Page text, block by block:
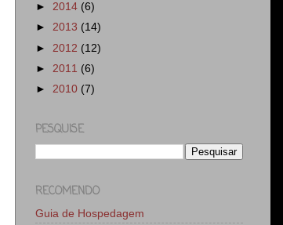
► 2014 (6)
► 2013 (14)
► 2012 (12)
► 2011 (6)
► 2010 (7)
PESQUISE
RECOMENDO
Guia de Hospedagem